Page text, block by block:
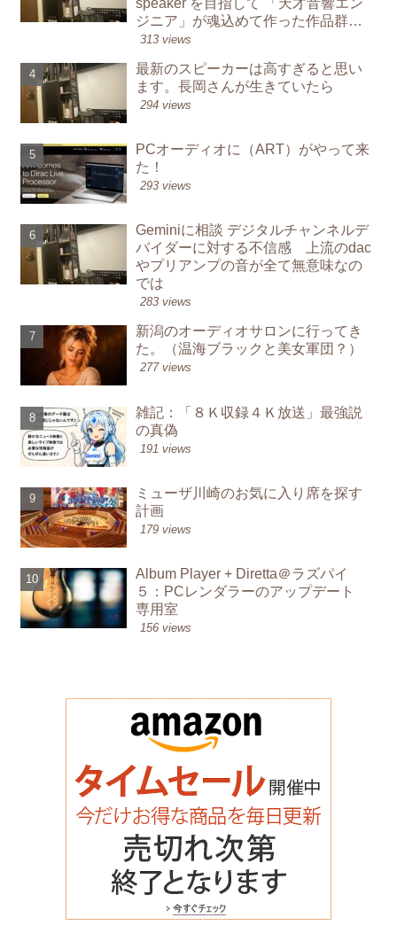
ジニア」が魂込めて作った作品群か
ら学んでオーディオを鳴らす楽し
313 views
最新のスピーカーは高すぎると思い
ます。長岡さんが生きていたら
294 views
PCオーディオに（ART）がやって来
た！
293 views
Geminiに相談 デジタルチャンネルデ
バイダーに対する不信感 上流のdac
やプリアンプの音が全て無意味なの
では
283 views
新潟のオーディオサロンに行ってき
た。（温海ブラックと美女軍団？）
277 views
雑記：「８Ｋ収録４Ｋ放送」最強説
の真偽
191 views
ミューザ川崎のお気に入り席を探す
計画
179 views
Album Player + Diretta＠ラズパイ
５：PCレンダラーのアップデート
専用室
156 views